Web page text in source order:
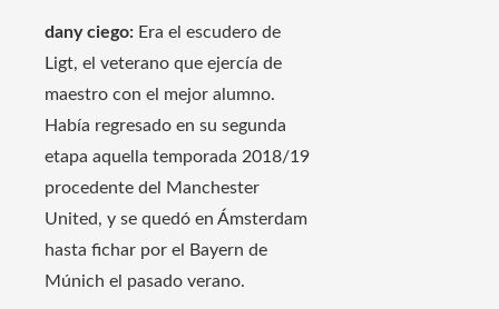
dany ciego: Era el escudero de
Ligt, el veterano que ejercía de
maestro con el mejor alumno.
Había regresado en su segunda
etapa aquella temporada 2018/19
procedente del Manchester
United, y se quedó en Ámsterdam
hasta fichar por el Bayern de
Múnich el pasado verano.